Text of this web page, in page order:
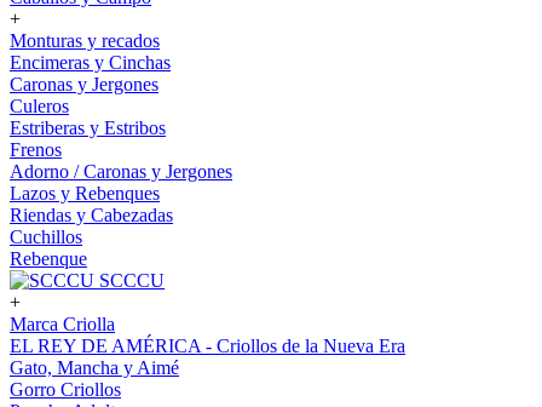
+
Monturas y recados
Encimeras y Cinchas
Caronas y Jergones
Culeros
Estriberas y Estribos
Frenos
Adorno / Caronas y Jergones
Lazos y Rebenques
Riendas y Cabezadas
Cuchillos
Rebenque
SCCCU
+
Marca Criolla
EL REY DE AMÉRICA - Criollos de la Nueva Era
Gato, Mancha y Aimé
Gorro Criollos